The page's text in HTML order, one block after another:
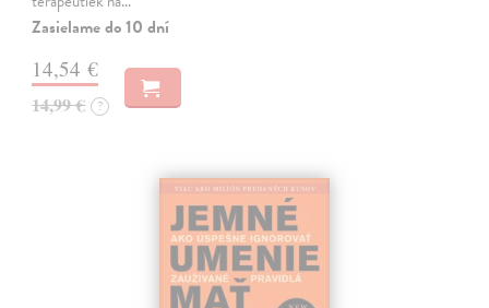
Zasielame do 10 dní
14,54 €
14,99 € ?